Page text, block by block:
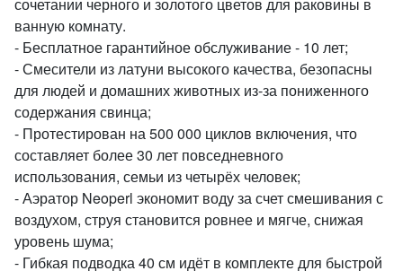
ванную комнату.
- Бесплатное гарантийное обслуживание - 10 лет;
- Смесители из латуни высокого качества, безопасны
для людей и домашних животных из-за пониженного
содержания свинца;
- Протестирован на 500 000 циклов включения, что
составляет более 30 лет повседневного
использования, семьи из четырёх человек;
- Аэратор Neoperl экономит воду за счет смешивания с
воздухом, струя становится ровнее и мягче, снижая
уровень шума;
- Гибкая подводка 40 см идёт в комплекте для быстрой